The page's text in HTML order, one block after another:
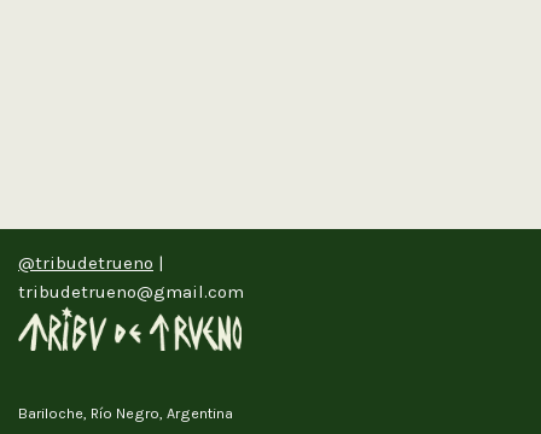
@tribudetrueno |
tribudetrueno@gmail.com
Bariloche, Río Negro, Argentina